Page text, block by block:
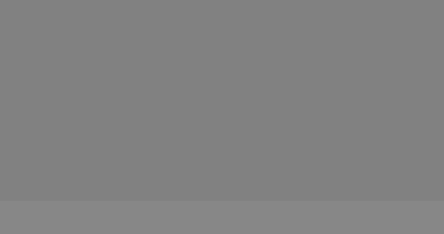
und neue Impulse.